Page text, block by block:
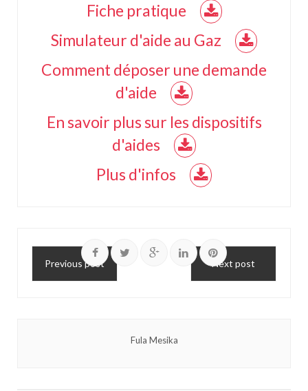
Fiche pratique
Simulateur d'aide au Gaz
Comment déposer une demande
d'aide
En savoir plus sur les dispositifs
d'aides
Plus d'infos
Previous post Next post
Fula Mesika